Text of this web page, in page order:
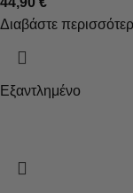
Διαβάστε
Εξαντλημένο